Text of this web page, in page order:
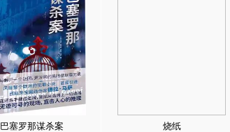
巴塞罗那谋杀案 烧纸